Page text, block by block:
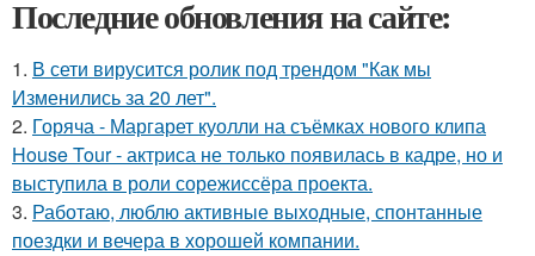
Последние обновления на сайте:
1. В сети вирусится ролик под трендом "Как мы
Изменились за 20 лет".
2. Горяча - Маргарет куолли на съёмках нового клипа
House Tour - актриса не только появилась в кадре, но и
выступила в роли сорежиссёра проекта.
3. Работаю, люблю активные выходные, спонтанные
поездки и вечера в хорошей компании.